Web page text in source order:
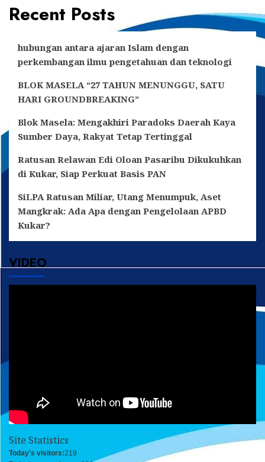
Recent Posts
hubungan antara ajaran Islam dengan
perkembangan ilmu pengetahuan dan teknologi
BLOK MASELA “27 TAHUN MENUNGGU, SATU
HARI GROUNDBREAKING”
Blok Masela: Mengakhiri Paradoks Daerah Kaya
Sumber Daya, Rakyat Tetap Tertinggal
Ratusan Relawan Edi Oloan Pasaribu Dikukuhkan
di Kukar, Siap Perkuat Basis PAN
SiLPA Ratusan Miliar, Utang Menumpuk, Aset
Mangkrak: Ada Apa dengan Pengelolaan APBD
Kukar?
VIDEO
Site Statistics
Today's visitors:219